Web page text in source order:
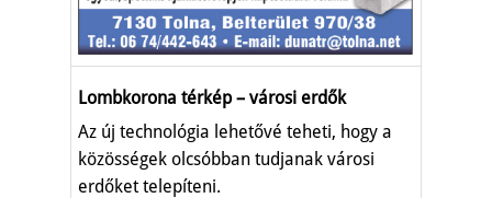
Lombkorona térkép – városi erdők
Az új technológia lehetővé teheti, hogy a
közösségek olcsóbban tudjanak városi
erdőket telepíteni.